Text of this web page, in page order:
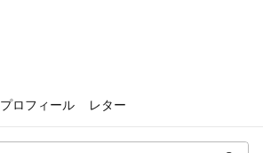
プロフィール レター